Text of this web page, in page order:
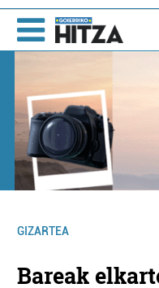
GIZARTEA
Bareak